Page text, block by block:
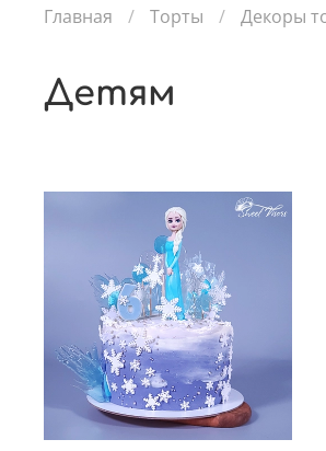
Главная Торты Декоры
Детям